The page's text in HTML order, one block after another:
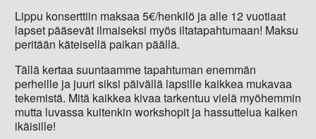
Lippu konserttiin maksaa 5€/henkilö ja alle 12 vuotiaat
lapset pääsevät ilmaiseksi myös iltatapahtumaan! Maksu
peritään käteisellä paikan päällä.
Tällä kertaa suuntaamme tapahtuman enemmän
perheille ja juuri siksi päivällä lapsille kaikkea mukavaa
tekemistä. Mitä kaikkea kivaa tarkentuu vielä myöhemmin
mutta luvassa kuitenkin workshopit ja hassuttelua kaiken
ikäisille!